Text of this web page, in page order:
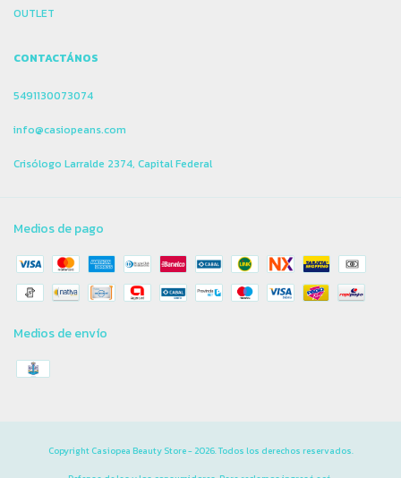
OUTLET
CONTACTÁNOS
5491130073074
info@casiopeans.com
Crisólogo Larralde 2374, Capital Federal
Medios de pago
Medios de envío
Copyright Casiopea Beauty Store - 2026. Todos los derechos reservados.